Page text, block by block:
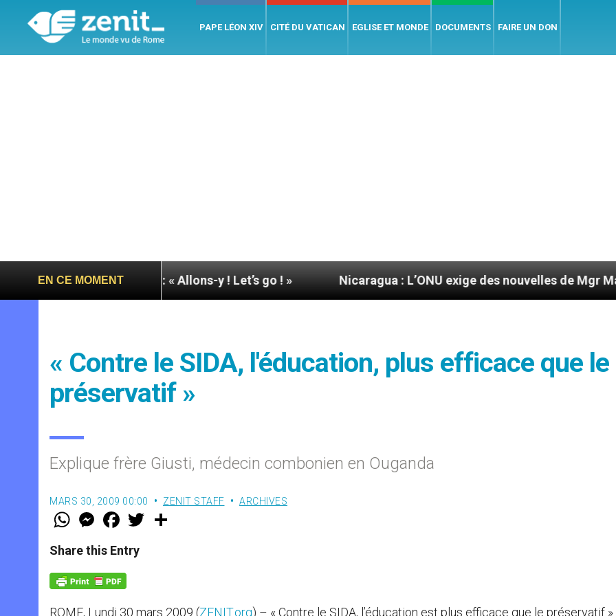
PAPE LÉON XIV CITÉ DU VATICAN EGLISE ET MONDE DOCUMENTS FAIRE UN DON
EN CE MOMENT
pape à Assise : « Allons-y ! Let’s go ! » Nicaragua : L’ONU exige des nouvelles de Mgr Mata
« Contre le SIDA, l'éducation, plus efficace que le
préservatif »
Explique frère Giusti, médecin combonien en Ouganda
MARS 30, 2009 00:00 ZENIT STAFF ARCHIVES
W
t
s
p
p
M
e
s
e
g
e
F
a
e
b
k
w
Share this Entry
ROME, Lundi 30 mars 2009 (ZENIT.org) – « Contre le SIDA, l’éducation est plus efficace que le préservatif